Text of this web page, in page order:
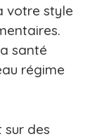
votre style
santé
régime
sur des